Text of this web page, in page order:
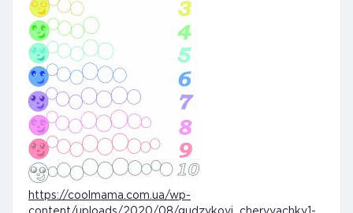
https://coolmama.com.ua/wp-